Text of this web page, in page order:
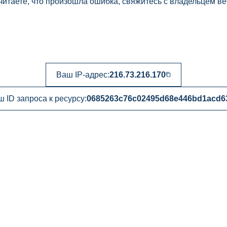
Ваш IP-адрес:216.73.216.170
ID запроса к ресурсу: